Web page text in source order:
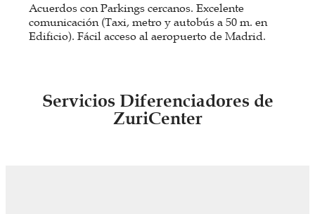
Acuerdos con Parkings cercanos. Excelente
comunicación (Taxi, metro y autobús a 50 m. en
Edificio). Fácil acceso al aeropuerto de Madrid.
Servicios Diferenciadores de
ZuriCenter